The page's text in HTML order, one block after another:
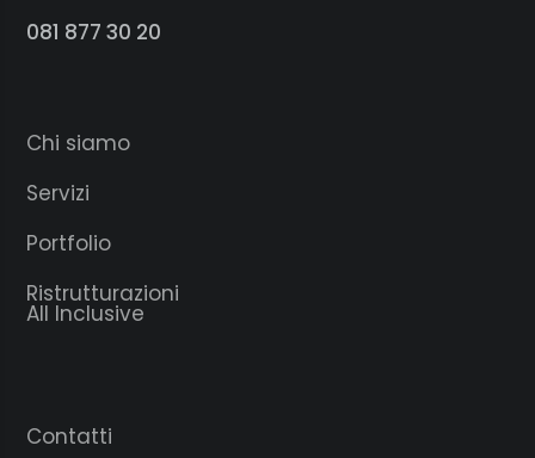
081 877 30 20
Chi siamo
Servizi
Portfolio
Ristrutturazioni
All Inclusive
Contatti